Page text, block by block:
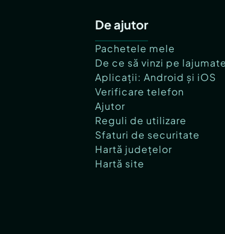
De ajutor
Pachetele mele
De ce să vinzi pe
Aplicații: Android și iOS
Verificare telefon
Ajutor
Reguli de utilizare
Sfaturi de securitate
Hartă județelor
Hartă site